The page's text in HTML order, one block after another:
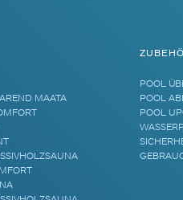
MAATA
POOL
POOL
POOL